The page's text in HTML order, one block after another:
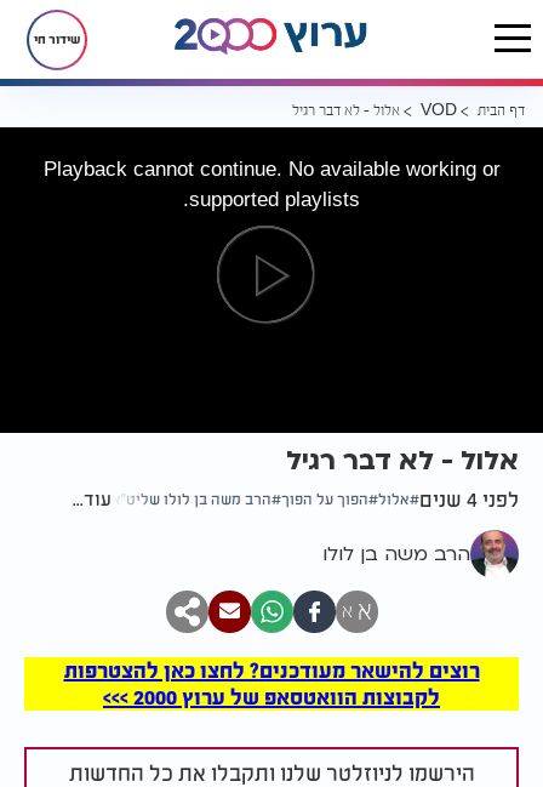
שידור חי
דף הבית VOD אלול - לא דבר רגיל
Playback cannot continue. No available working or
supported playlists.
אלול - לא דבר רגיל
לפני 4 שנים אלול הפוך על הפוך הרב משה בן לולו שליט"א עוד...
הרב משה בן לולו
א א
רוצים להישאר מעודכנים? לחצו כאן להצטרפות
לקבוצות הוואטסאפ של ערוץ 2000 >>>
הירשמו לניוזלטר שלנו ותקבלו את כל החדשות